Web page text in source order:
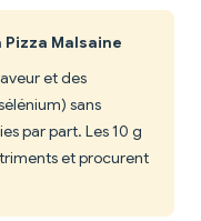
Pizza Malsaine
et des
sans
par part. Les 10 g
et procurent